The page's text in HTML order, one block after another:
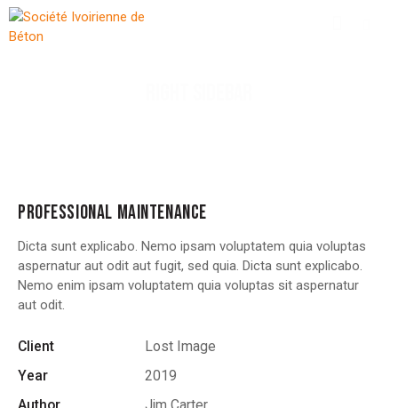
PROFESSIONAL MAINTENANCE
Dicta sunt explicabo. Nemo ipsam voluptatem quia voluptas
aspernatur aut odit aut fugit, sed quia. Dicta sunt explicabo.
Nemo enim ipsam voluptatem quia voluptas sit aspernatur
aut odit.
Client
Lost Image
Year
2019